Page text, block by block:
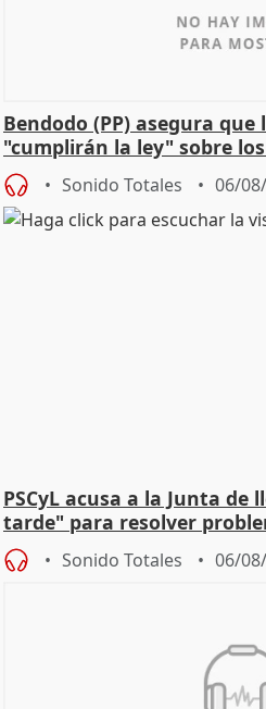
Bendodo (PP) asegura que
"cumplirán la ley" sobre
Sonido Totales 06/
PSCyL acusa a la Junta
tarde" para resolver
Sonido Totales 06/